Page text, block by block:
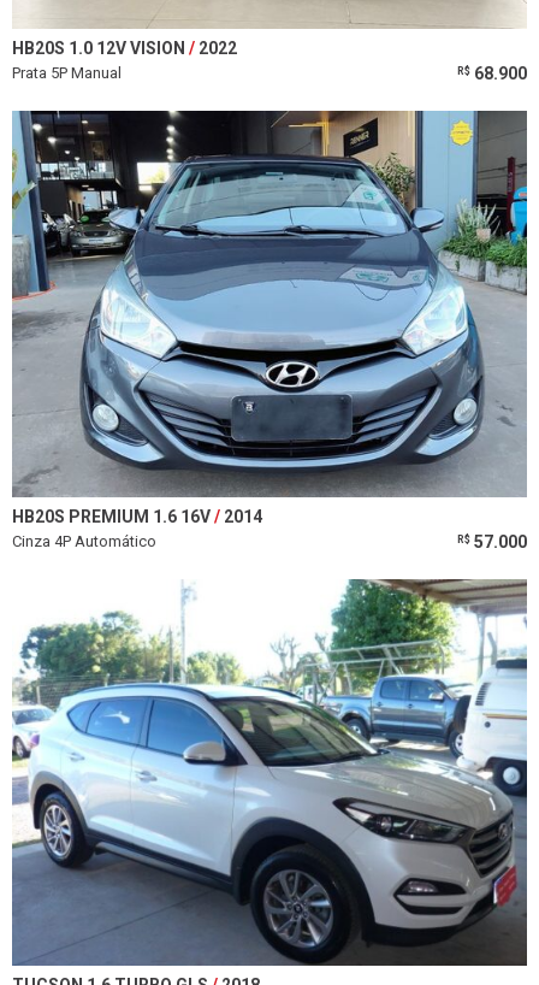
HB20S 1.0 12V VISION 2022
Prata 5P Manual R$ 68.900
HB20S PREMIUM 1.6 16V 2014
Cinza 4P Automático R$ 57.000